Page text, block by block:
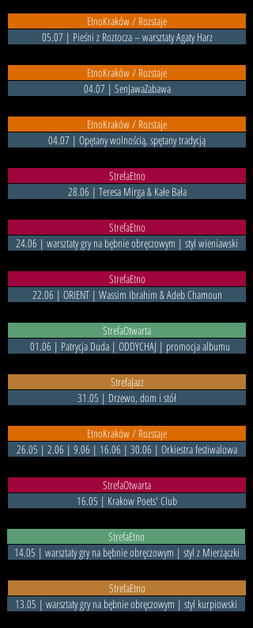
EtnoKraków / Rozstaje
05.07 | Pieśni z Roztocza – warsztaty Agaty Harz
EtnoKraków / Rozstaje
04.07 | SenJawaZabawa
EtnoKraków / Rozstaje
04.07 | Opętany wolnością, spętany tradycją
StrefaEtno
28.06 | Teresa Mirga & Kałe Bała
StrefaEtno
24.06 | warsztaty gry na bębnie obręczowym | styl wieniawski
StrefaEtno
22.06 | ORIENT | Wassim Ibrahim & Adeb Chamoun
StrefaOtwarta
01.06 | Patrycja Duda | ODDYCHAJ | promocja albumu
StrefaJazz
31.05 | Drzewo, dom i stół
EtnoKraków / Rozstaje
26.05 | 2.06 | 9.06 | 16.06 | 30.06 | Orkiestra festiwalowa
StrefaOtwarta
16.05 | Krakow Poets' Club
StrefaEtno
14.05 | warsztaty gry na bębnie obręczowym | styl z Mierżączki
StrefaEtno
13.05 | warsztaty gry na bębnie obręczowym | styl kurpiowski